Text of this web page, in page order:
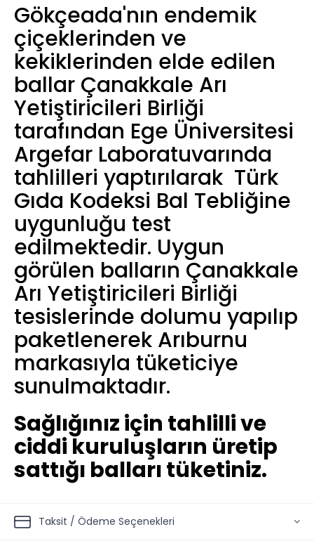
Gökçeada'nın endemik
çiçeklerinden ve
kekiklerinden elde edilen
ballar Çanakkale Arı
Yetiştiricileri Birliği
tarafından Ege Üniversitesi
Argefar Laboratuvarında
tahlilleri yaptırılarak Türk
Gıda Kodeksi Bal Tebliğine
uygunluğu test
edilmektedir. Uygun
görülen balların Çanakkale
Arı Yetiştiricileri Birliği
tesislerinde dolumu yapılıp
paketlenerek Arıburnu
markasıyla tüketiciye
sunulmaktadır.
Sağlığınız için tahlilli ve
ciddi kuruluşların üretip
sattığı balları tüketiniz.
Taksit / Ödeme Seçenekleri